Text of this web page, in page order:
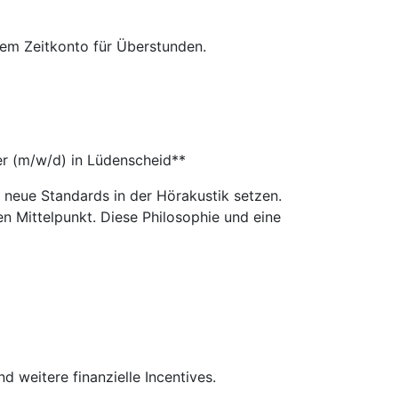
Zeitkonto für Überstunden.
(m/w/d) in Lüdenscheid**
Standards in der Hörakustik setzen.
Mittelpunkt. Diese Philosophie und eine
weitere finanzielle Incentives.